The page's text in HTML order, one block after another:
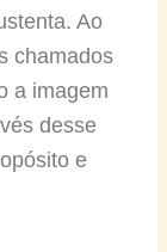
Ao
chamados
a imagem
desse
e